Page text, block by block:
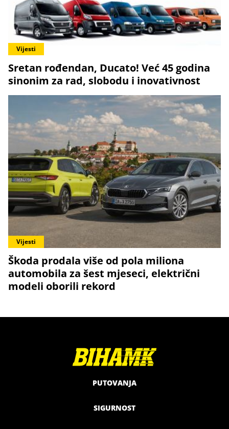
Vijesti
Sretan rođendan, Ducato! Već 45 godina
sinonim za rad, slobodu i inovativnost
Vijesti
Škoda prodala više od pola miliona
automobila za šest mjeseci, električni
modeli oborili rekord
PUTOVANJA
SIGURNOST